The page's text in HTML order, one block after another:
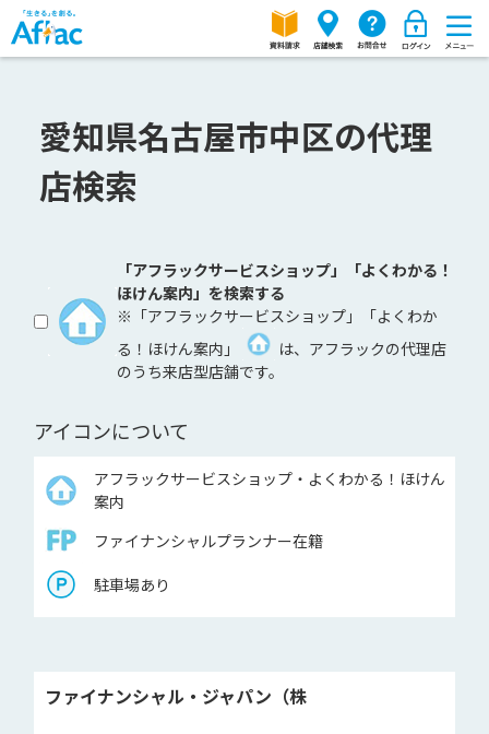
愛知県名古屋市中区の代理
店検索
「アフラックサービスショップ」「よくわかる！
ほけん案内」を検索する
※「アフラックサービスショップ」「よくわか
る！ほけん案内」
は、アフラックの代理店
のうち来店型店舗です。
アイコンについて
アフラックサービスショップ・よくわかる！ほけん
案内
ファイナンシャルプランナー在籍
駐車場あり
ファイナンシャル・ジャパン（株